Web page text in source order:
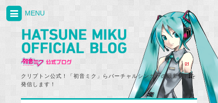
クリプトン公式！「初音ミク」らバーチャルシンガーの最新情報を
発信します！
MENU